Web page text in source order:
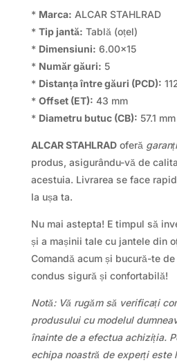
* Marca: ALCAR STAHLRAD
* Tip jantă: Tablă (oțel)
* Dimensiuni: 6.00×15
* Număr găuri: 5
* Distanța între găuri (PCD):
* Offset (ET): 43 mm
* Diametru butuc (CB): 57.1 mm
ALCAR STAHLRADoferă
produs, asigurându-vă de
acestuia. Livrarea se face
la ușa ta.
Nu mai astepta! E timpul să
și a mașinii tale cu jantele din
Comandă acum și bucură-te
condus sigură și confortabilă!
Notă: Vă rugăm să verificați
produsului cu modelul
înainte de a efectua achiziția.
echipa noastră de experți este